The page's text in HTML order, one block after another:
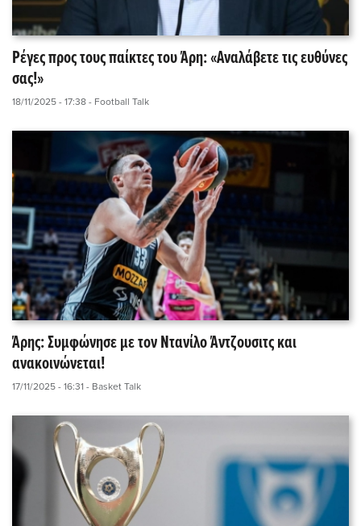
Ρέγες προς τους παίκτες του Άρη: «Αναλάβετε τις ευθύνες
σας!»
18/11/2025 - 17:38 - Football Talk
Άρης: Συμφώνησε με τον Ντανίλο Άντζουσιτς και
ανακοινώνεται!
17/11/2025 - 16:31 - Basket Talk